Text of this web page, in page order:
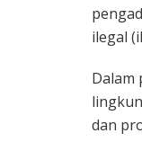
ilegal
Dalam
dan